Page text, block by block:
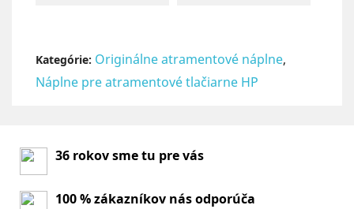
Kategórie: Originálne atramentové náplne,
Náplne pre atramentové tlačiarne HP
36 rokov sme tu pre vás
100 % zákazníkov nás odporúča